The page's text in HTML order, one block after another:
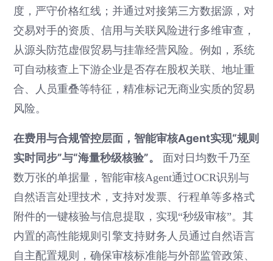
度，严守价格红线；并通过对接第三方数据源，对
交易对手的资质、信用与关联风险进行多维审查，
从源头防范虚假贸易与挂靠经营风险。例如，系统
可自动核查上下游企业是否存在股权关联、地址重
合、人员重叠等特征，精准标记无商业实质的贸易
风险。
在费用与合规管控层面，智能审核Agent实现“规则
实时同步”与“海量秒级核验”。
面对日均数千乃至
数万张的单据量，智能审核Agent通过OCR识别与
自然语言处理技术，支持对发票、行程单等多格式
附件的一键核验与信息提取，实现“秒级审核”。其
内置的高性能规则引擎支持财务人员通过自然语言
自主配置规则，确保审核标准能与外部监管政策、